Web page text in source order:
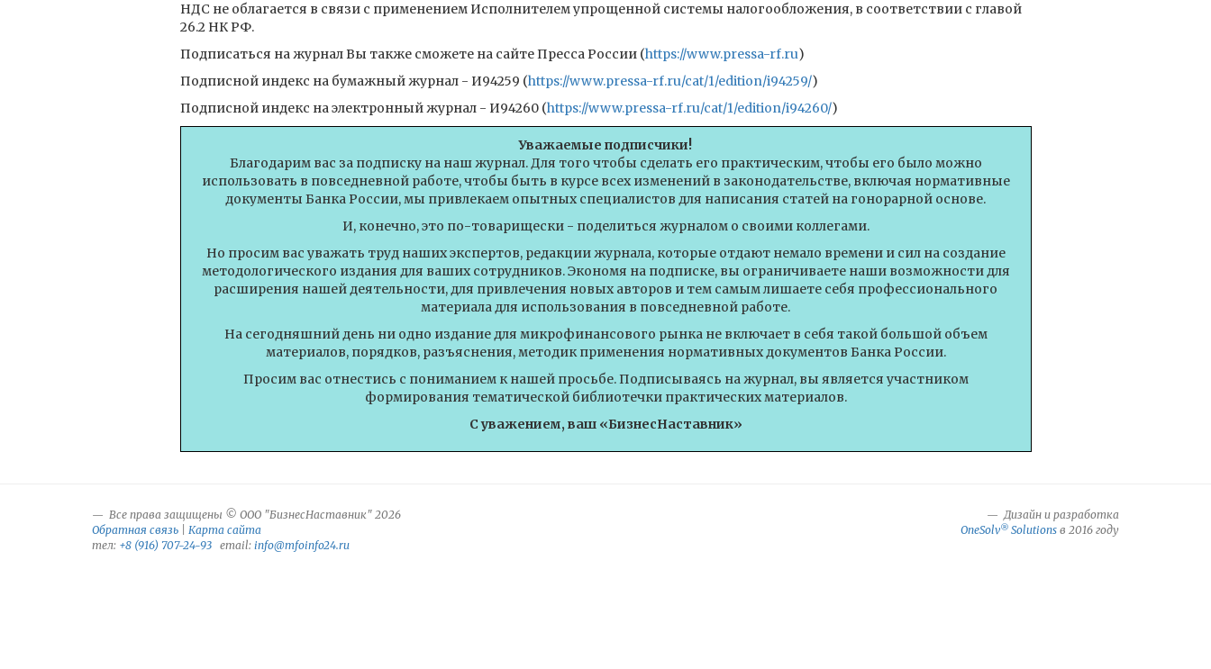
НДС не облагается в связи с применением Исполнителем упрощенной системы налогообложения, в соответствии с главой
26.2 НК РФ.
Подписаться на журнал Вы также сможете на сайте Пресса России (https://www.pressa-rf.ru)
Подписной индекс на бумажный журнал - И94259 (https://www.pressa-rf.ru/cat/1/edition/i94259/)
Подписной индекс на электронный журнал - И94260 (https://www.pressa-rf.ru/cat/1/edition/i94260/)
Уважаемые подписчики!
Благодарим вас за подписку на наш журнал. Для того чтобы сделать его практическим, чтобы его было можно
использовать в повседневной работе, чтобы быть в курсе всех изменений в законодательстве, включая нормативные
документы Банка России, мы привлекаем опытных специалистов для написания статей на гонорарной основе.
И, конечно, это по-товарищески - поделиться журналом о своими коллегами.
Но просим вас уважать труд наших экспертов, редакции журнала, которые отдают немало времени и сил на создание
методологического издания для ваших сотрудников. Экономя на подписке, вы ограничиваете наши возможности для
расширения нашей деятельности, для привлечения новых авторов и тем самым лишаете себя профессионального
материала для использования в повседневной работе.
На сегодняшний день ни одно издание для микрофинансового рынка не включает в себя такой большой объем
материалов, порядков, разъяснения, методик применения нормативных документов Банка России.
Просим вас отнестись с пониманием к нашей просьбе. Подписываясь на журнал, вы является участником
формирования тематической библиотечки практических материалов.
С уважением, ваш «БизнесНаставник»
Все права защищены © ООО "БизнесНаставник" 2026
Обратная связь
Карта сайта
тел: +8 (916) 707-24-93 email: info@mfoinfo24.ru
Дизайн и разработка
OneSolv® Solutions в 2016 году